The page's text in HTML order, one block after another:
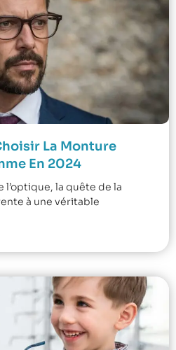
La Monture
En 2024
l’optique, la quête de la
à une véritable